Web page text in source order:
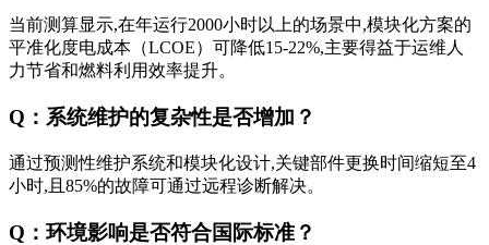
当前测算显示,在年运行2000小时以上的场景中,模块化方案的
平准化度电成本（LCOE）可降低15-22%,主要得益于运维人
力节省和燃料利用效率提升。
Q：系统维护的复杂性是否增加？
通过预测性维护系统和模块化设计,关键部件更换时间缩短至4
小时,且85%的故障可通过远程诊断解决。
Q：环境影响是否符合国际标准？